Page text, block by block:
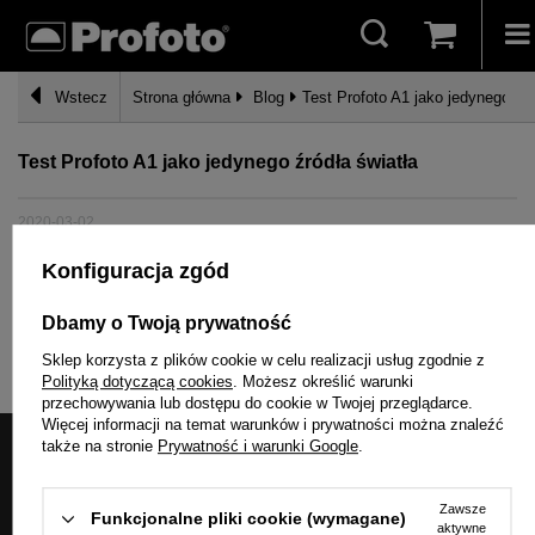
Wstecz Strona główna Blog Test Profoto A1 jako jedynego
Test Profoto A1 jako jedynego źródła światła
2020-03-02
Moje zamówienie
Status zamówienia
Konfiguracja zgód
Dbamy o Twoją prywatność
Sklep korzysta z plików cookie w celu realizacji usług zgodnie z
Polityką dotyczącą cookies. Możesz określić warunki
przechowywania lub dostępu do cookie w Twojej przeglądarce.
Więcej informacji na temat warunków i prywatności można znaleźć
także na stronie Prywatność i warunki Google.
Funkcjonalne pliki cookie (wymagane)
Zawsze
aktywne